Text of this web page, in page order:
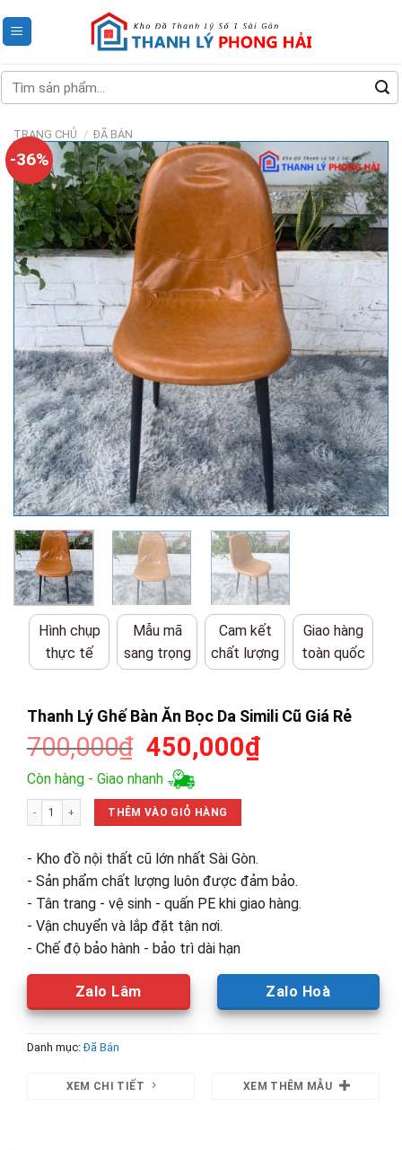
to
Tìm
kiếm:
TRANG CHỦ / ĐÃ BÁN
-36%
Hình chụp
thực tế
Mẫu mã
sang trọng
Cam kết
chất lượng
Giao hàng
toàn quốc
Thanh Lý Ghế Bàn Ăn Bọc Da Simili Cũ Giá Rẻ
700,000₫ Giá
gốc
là:
700,000₫.
450,000₫Giá
Còn hàng - Giao nhanh
Thanh Lý Ghế Bàn Ăn Bọc Da Simili Cũ Giá Rẻ số lượng
THÊM VÀO GIỎ HÀNG
- Kho đồ nội thất cũ lớn nhất Sài Gòn.
- Sản phẩm chất lượng luôn được đảm bảo.
- Tân trang - vệ sinh - quấn PE khi giao hàng.
- Vận chuyển và lắp đặt tận nơi.
- Chế độ bảo hành - bảo trì dài hạn
Zalo Lâm Zalo Hoà
Danh mục:Đã Bán
XEM CHI TIẾT XEM THÊM MẪU